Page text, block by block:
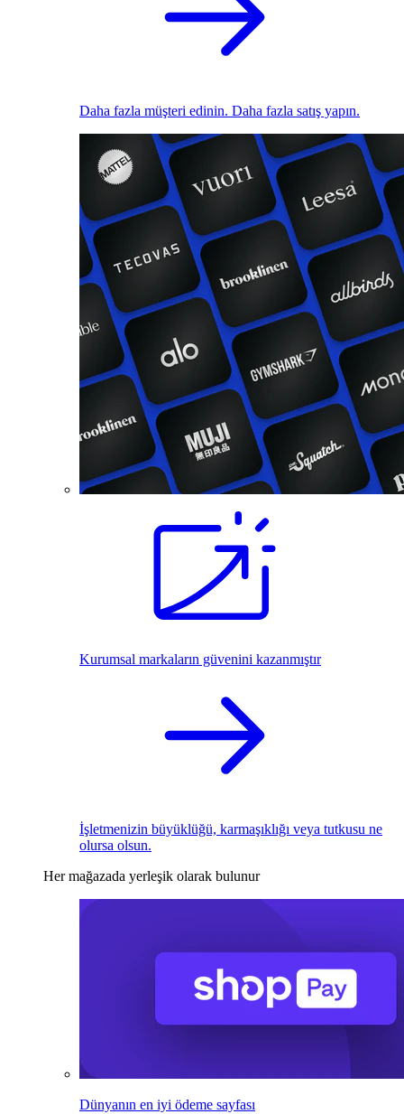
Daha fazla müşteri edinin. Daha fazla satış yapın.
Kurumsal markaların güvenini kazanmıştır
İşletmenizin büyüklüğü, karmaşıklığı veya tutkusu ne
olursa olsun.
Her mağazada yerleşik olarak bulunur
Dünyanın en iyi ödeme sayfası